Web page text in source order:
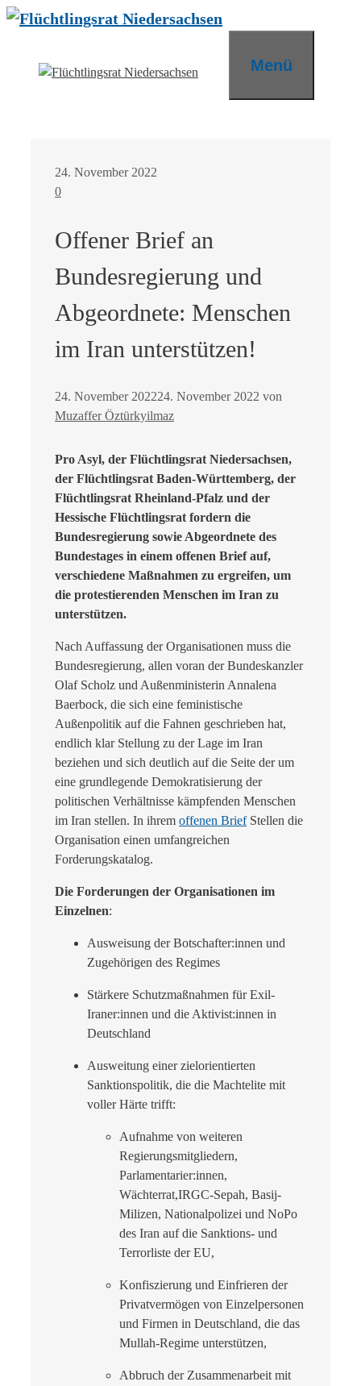
Zum
Menü
24. November 2022
0
Offener Brief an
Bundesregierung und
Abgeordnete: Menschen
im Iran unterstützen!
24. November 202224. November 2022 von
Muzaffer Öztürkyilmaz
Pro Asyl, der Flüchtlingsrat Niedersachsen,
der Flüchtlingsrat Baden-Württemberg, der
Flüchtlingsrat Rheinland-Pfalz und der
Hessische Flüchtlingsrat fordern die
Bundesregierung sowie Abgeordnete des
Bundestages in einem offenen Brief auf,
verschiedene Maßnahmen zu ergreifen, um
die protestierenden Menschen im Iran zu
unterstützen.
Nach Auffassung der Organisationen muss die
Bundesregierung, allen voran der Bundeskanzler
Olaf Scholz und Außenministerin Annalena
Baerbock, die sich eine feministische
Außenpolitik auf die Fahnen geschrieben hat,
endlich klar Stellung zu der Lage im Iran
beziehen und sich deutlich auf die Seite der um
eine grundlegende Demokratisierung der
politischen Verhältnisse kämpfenden Menschen
im Iran stellen. In ihrem offenen BriefStellen die
Organisation einen umfangreichen
Forderungskatalog.
Die Forderungen der Organisationen im
Einzelnen:
Ausweisung der Botschafter:innen und
Zugehörigen des Regimes
Stärkere Schutzmaßnahmen für Exil-
Iraner:innen und die Aktivist:innen in
Deutschland
Ausweitung einer zielorientierten
Sanktionspolitik, die die Machtelite mit
voller Härte trifft:
Aufnahme von weiteren
Regierungsmitgliedern,
Parlamentarier:innen,
Wächterrat,IRGC-Sepah, Basij-
Milizen, Nationalpolizei und NoPo
des Iran auf die Sanktions- und
Terrorliste der EU,
Konfiszierung und Einfrieren der
Privatvermögen von Einzelpersonen
und Firmen in Deutschland, die das
Mullah-Regime unterstützen,
Abbruch der Zusammenarbeit mit